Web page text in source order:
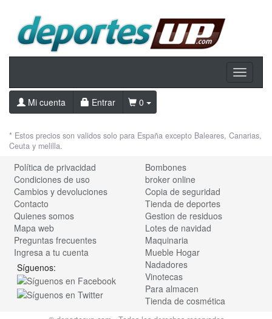
Toggle
Mi cuenta
Entrar 0
* Estos precios son validos solo para España excepto Baleares, Canarias,
Ceuta y melilla.
Política de privacidad
Condiciones de uso
Cambios y devoluciones
Contacto
Quienes somos
Mapa web
Preguntas frecuentes
Ingresa a tu cuenta
Síguenos:
Bombones
broker online
Copia de seguridad
Tienda de deportes
Gestion de residuos
Lotes de navidad
Maquinaria
Mueble Hogar
Nadadores
Vinotecas
Para almacen
Tienda de cosmética